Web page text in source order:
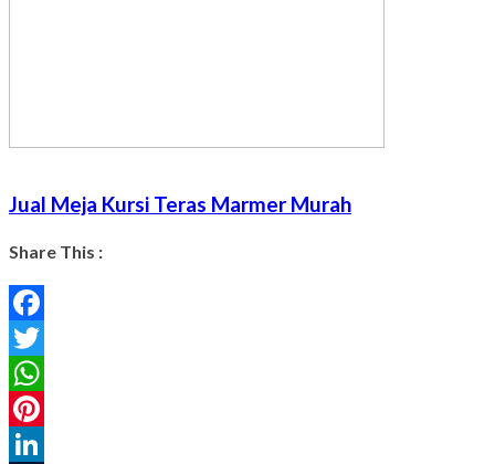
Jual Meja Kursi Teras Marmer Murah
Share This :
Facebook
Twitter
WhatsApp
Pinterest